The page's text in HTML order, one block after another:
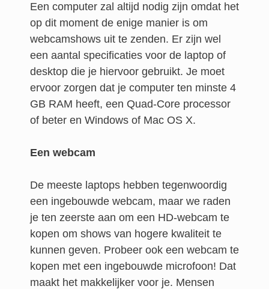
Een computer zal altijd nodig zijn omdat het
op dit moment de enige manier is om
webcamshows uit te zenden. Er zijn wel
een aantal specificaties voor de laptop of
desktop die je hiervoor gebruikt. Je moet
ervoor zorgen dat je computer ten minste 4
GB RAM heeft, een Quad-Core processor
of beter en Windows of Mac OS X.
Een webcam
De meeste laptops hebben tegenwoordig
een ingebouwde webcam, maar we raden
je ten zeerste aan om een HD-webcam te
kopen om shows van hogere kwaliteit te
kunnen geven. Probeer ook een webcam te
kopen met een ingebouwde microfoon! Dat
maakt het makkelijker voor je. Mensen